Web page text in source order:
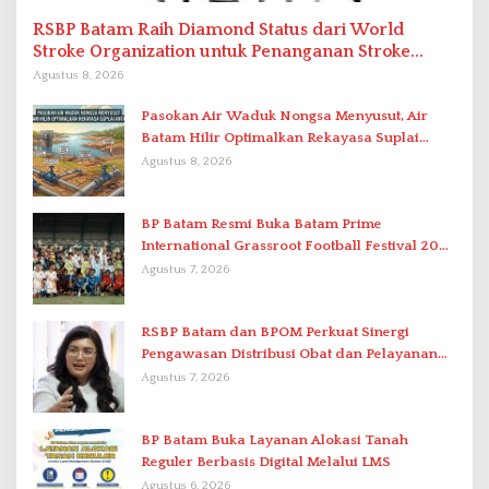
RSBP Batam Raih Diamond Status dari World
Stroke Organization untuk Penanganan Stroke
Berstandar Internasional
Agustus 8, 2026
Pasokan Air Waduk Nongsa Menyusut, Air
Batam Hilir Optimalkan Rekayasa Suplai
Antar-IPAM
Agustus 8, 2026
BP Batam Resmi Buka Batam Prime
International Grassroot Football Festival 2026
di Stadion Temenggung Abdul Jamal
Agustus 7, 2026
RSBP Batam dan BPOM Perkuat Sinergi
Pengawasan Distribusi Obat dan Pelayanan
Kefarmasian
Agustus 7, 2026
BP Batam Buka Layanan Alokasi Tanah
Reguler Berbasis Digital Melalui LMS
Agustus 6, 2026